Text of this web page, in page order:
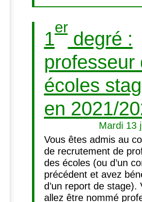
1
er
degré :
professeur
écoles
en 2021/
Mardi 13
Vous êtes admis au
de recrutement de
des écoles (ou d’un
précédent et avez
d’un report de stage).
allez être nommé